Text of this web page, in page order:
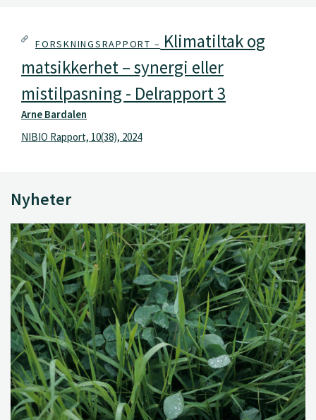
FORSKNINGSRAPPORT – Klimatiltak og
matsikkerhet – synergi eller
mistilpasning - Delrapport 3
Arne Bardalen
NIBIO Rapport, 10(38), 2024
Nyheter